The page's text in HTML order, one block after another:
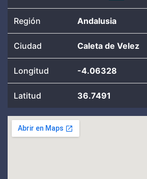
Región Andalusia
Ciudad Caleta de Velez
Longitud -4.06328
Latitud 36.7491